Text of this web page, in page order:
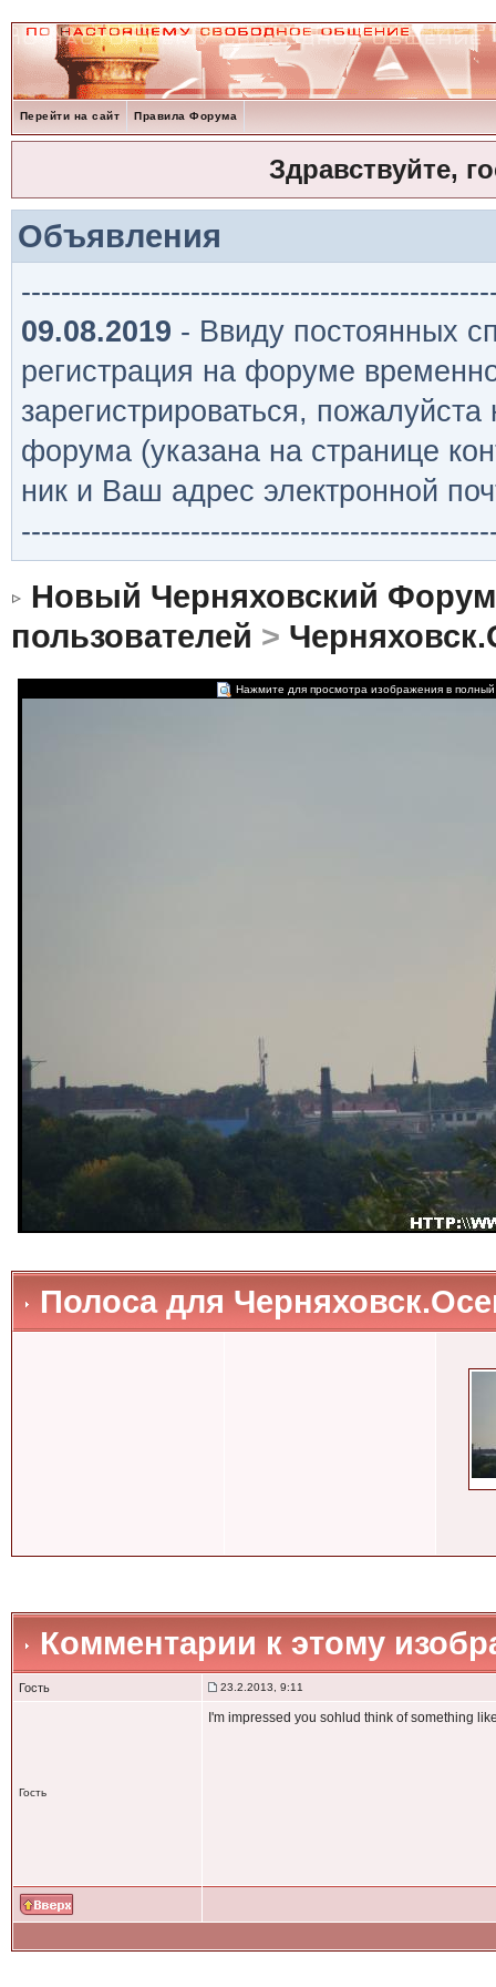
Перейти на сайт Правила Форума
Здравствуйте,
Объявления
09.08.2019 - Ввиду постоянных
регистрация на форуме
зарегистрироваться,
форума (указана на странице
ник и Ваш адрес электронной
Новый Черняховский Форум
пользователей >
Нажмите для просмотра изображения в
Полоса для
Комментарии к этому
Гость 23.2.2013, 9:11
Гость
I'm impressed you sohlud think of something